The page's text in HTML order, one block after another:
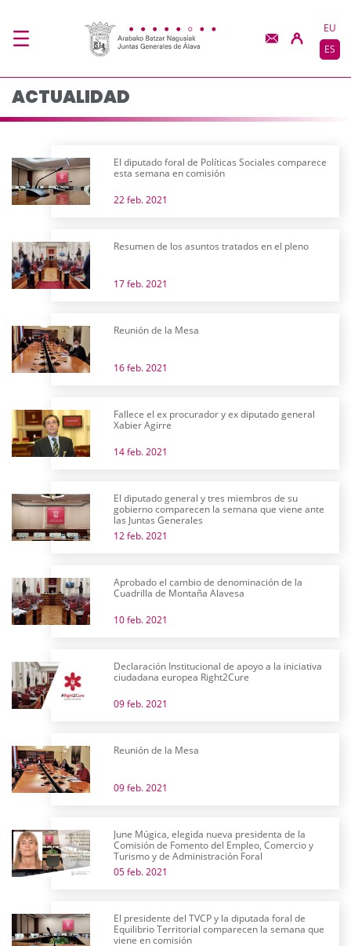
Actualidad - JJGG-
EU
ES
ACTUALIDAD
El diputado foral de Políticas Sociales comparece
esta semana en comisión
22 feb. 2021
Resumen de los asuntos tratados en el pleno
17 feb. 2021
Reunión de la Mesa
16 feb. 2021
Fallece el ex procurador y ex diputado general
Xabier Agirre
14 feb. 2021
El diputado general y tres miembros de su
gobierno comparecen la semana que viene ante
las Juntas Generales
12 feb. 2021
Aprobado el cambio de denominación de la
Cuadrilla de Montaña Alavesa
10 feb. 2021
Declaración Institucional de apoyo a la iniciativa
ciudadana europea Right2Cure
09 feb. 2021
Reunión de la Mesa
09 feb. 2021
June Múgica, elegida nueva presidenta de la
Comisión de Fomento del Empleo, Comercio y
Turismo y de Administración Foral
05 feb. 2021
El presidente del TVCP y la diputada foral de
Equilibrio Territorial comparecen la semana que
viene en comisión